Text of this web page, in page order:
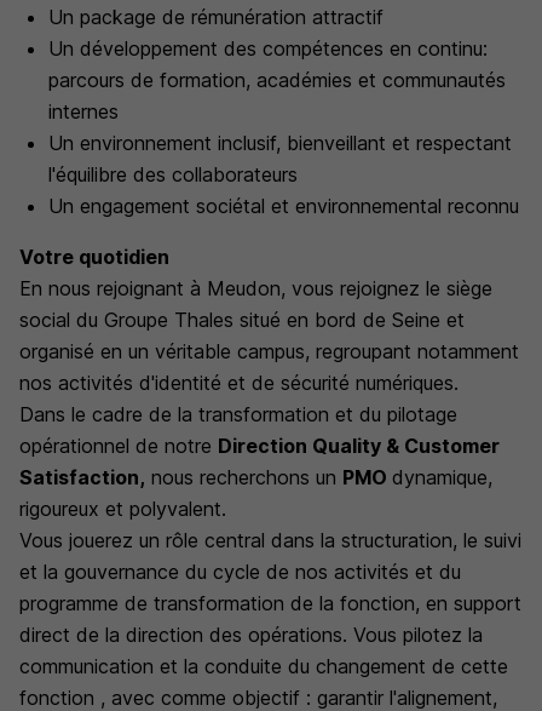
Un package de rémunération attractif
Un développement des compétences en continu:
parcours de formation, académies et communautés
internes
Un environnement inclusif, bienveillant et respectant
l'équilibre des collaborateurs
Un engagement sociétal et environnemental reconnu
Votre quotidien
En nous rejoignant à Meudon, vous rejoignez le siège
social du Groupe Thales situé en bord de Seine et
organisé en un véritable campus, regroupant notamment
nos activités d'identité et de sécurité numériques.
Dans le cadre de la transformation et du pilotage
opérationnel de notre Direction Quality & Customer
Satisfaction, nous recherchons un PMO dynamique,
rigoureux et polyvalent.
Vous jouerez un rôle central dans la structuration, le suivi
et la gouvernance du cycle de nos activités et du
programme de transformation de la fonction, en support
direct de la direction des opérations. Vous pilotez la
communication et la conduite du changement de cette
fonction , avec comme objectif : garantir l'alignement,